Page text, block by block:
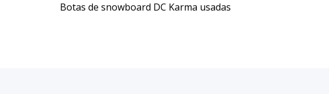
Botas de snowboard DC Karma usadas